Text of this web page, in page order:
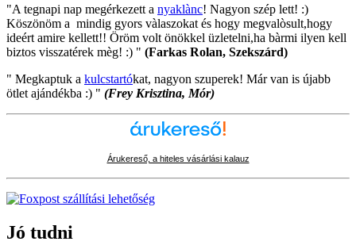
"A tegnapi nap megérkezett a nyaklànc! Nagyon szép lett! :)
Köszönöm a mindig gyors vàlaszokat és hogy megvalòsult,hogy
ideért amire kellett!! Öröm volt önökkel üzletelni,ha bàrmi ilyen kell
biztos visszatérek mèg! :) " (Farkas Rolan, Szekszárd)
" Megkaptuk a kulcstartókat, nagyon szuperek! Már van is újabb
ötlet ajándékba :) " (Frey Krisztina, Mór)
Árukereső, a hiteles vásárlási kalauz
Jó tudni